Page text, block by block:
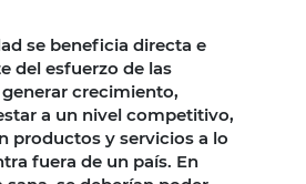
se beneficia directa e
del esfuerzo de las
crecimiento,
a un nivel competitivo,
productos y servicios a lo
fuera de un país. En